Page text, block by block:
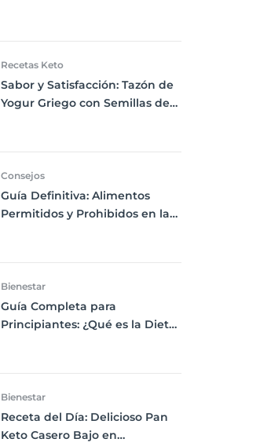
Recetas Keto
Sabor y Satisfacción: Tazón de
Yogur Griego con Semillas de
Consejos
Guía Definitiva: Alimentos
Permitidos y Prohibidos en la
Bienestar
Guía Completa para
Principiantes: ¿Qué es la Dieta
Bienestar
Receta del Día: Delicioso Pan
Keto Casero Bajo en